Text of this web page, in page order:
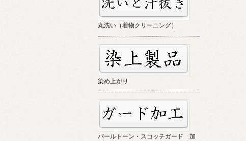
丸洗い（着物クリーニング）
染め上がり
パールトーン・スコッチガード 加